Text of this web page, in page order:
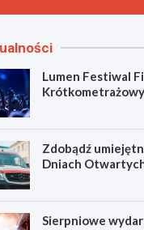
Lumen Festiwal
Zdobądź
Dniach
Sierpniowe